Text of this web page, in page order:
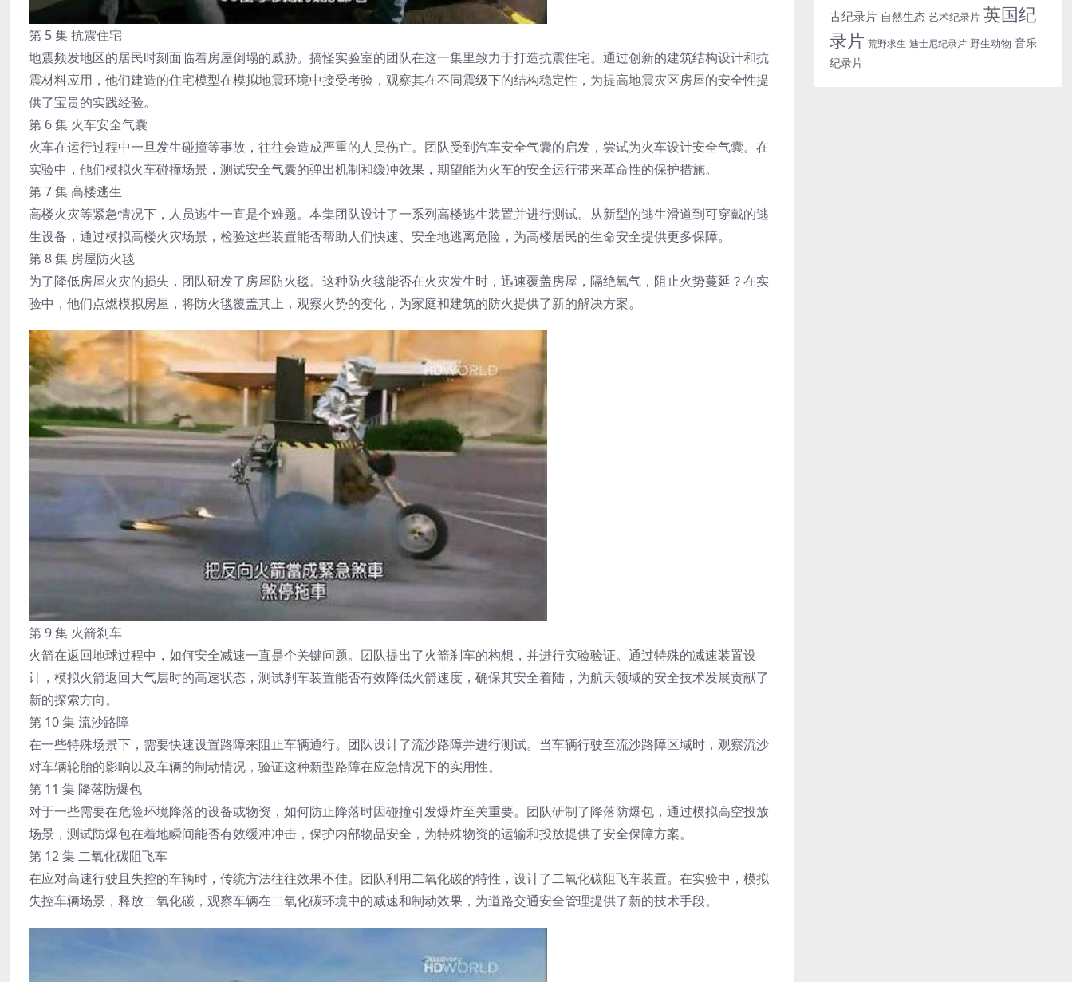
第 5 集 抗震住宅
地震频发地区的居民时刻面临着房屋倒塌的威胁。搞怪实验室的团队在这一集里致力于打造抗震住宅。通过创新的建筑结构设计和抗
震材料应用，他们建造的住宅模型在模拟地震环境中接受考验，观察其在不同震级下的结构稳定性，为提高地震灾区房屋的安全性提
供了宝贵的实践经验。
第 6 集 火车安全气囊
火车在运行过程中一旦发生碰撞等事故，往往会造成严重的人员伤亡。团队受到汽车安全气囊的启发，尝试为火车设计安全气囊。在
实验中，他们模拟火车碰撞场景，测试安全气囊的弹出机制和缓冲效果，期望能为火车的安全运行带来革命性的保护措施。
第 7 集 高楼逃生
高楼火灾等紧急情况下，人员逃生一直是个难题。本集团队设计了一系列高楼逃生装置并进行测试。从新型的逃生滑道到可穿戴的逃
生设备，通过模拟高楼火灾场景，检验这些装置能否帮助人们快速、安全地逃离危险，为高楼居民的生命安全提供更多保障。
第 8 集 房屋防火毯
为了降低房屋火灾的损失，团队研发了房屋防火毯。这种防火毯能否在火灾发生时，迅速覆盖房屋，隔绝氧气，阻止火势蔓延？在实
验中，他们点燃模拟房屋，将防火毯覆盖其上，观察火势的变化，为家庭和建筑的防火提供了新的解决方案。
第 9 集 火箭刹车
火箭在返回地球过程中，如何安全减速一直是个关键问题。团队提出了火箭刹车的构想，并进行实验验证。通过特殊的减速装置设
计，模拟火箭返回大气层时的高速状态，测试刹车装置能否有效降低火箭速度，确保其安全着陆，为航天领域的安全技术发展贡献了
新的探索方向。
第 10 集 流沙路障
在一些特殊场景下，需要快速设置路障来阻止车辆通行。团队设计了流沙路障并进行测试。当车辆行驶至流沙路障区域时，观察流沙
对车辆轮胎的影响以及车辆的制动情况，验证这种新型路障在应急情况下的实用性。
第 11 集 降落防爆包
对于一些需要在危险环境降落的设备或物资，如何防止降落时因碰撞引发爆炸至关重要。团队研制了降落防爆包，通过模拟高空投放
场景，测试防爆包在着地瞬间能否有效缓冲冲击，保护内部物品安全，为特殊物资的运输和投放提供了安全保障方案。
第 12 集 二氧化碳阻飞车
在应对高速行驶且失控的车辆时，传统方法往往效果不佳。团队利用二氧化碳的特性，设计了二氧化碳阻飞车装置。在实验中，模拟
失控车辆场景，释放二氧化碳，观察车辆在二氧化碳环境中的减速和制动效果，为道路交通安全管理提供了新的技术手段。
古纪录片 自然生态 艺术纪录片 英国纪
录片 荒野求生 迪士尼纪录片 野生动物 音乐
纪录片